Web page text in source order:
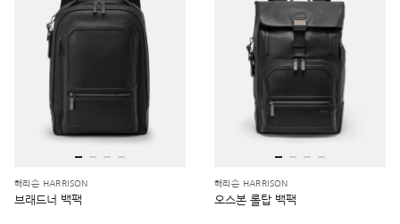
해리슨 HARRISON
브래드너 백팩
해리슨 HARRISON
오스본 롤탑 백팩